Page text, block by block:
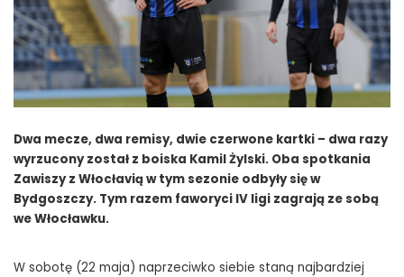
Dwa mecze, dwa remisy, dwie czerwone kartki – dwa razy
wyrzucony został z boiska Kamil Żylski. Oba spotkania
Zawiszy z Włocłavią w tym sezonie odbyły się w
Bydgoszczy. Tym razem faworyci IV ligi zagrają ze sobą
we Włocławku.
W sobotę (22 maja) naprzeciwko siebie staną najbardziej